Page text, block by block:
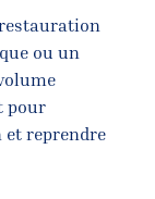
ou un
pour
et reprendre